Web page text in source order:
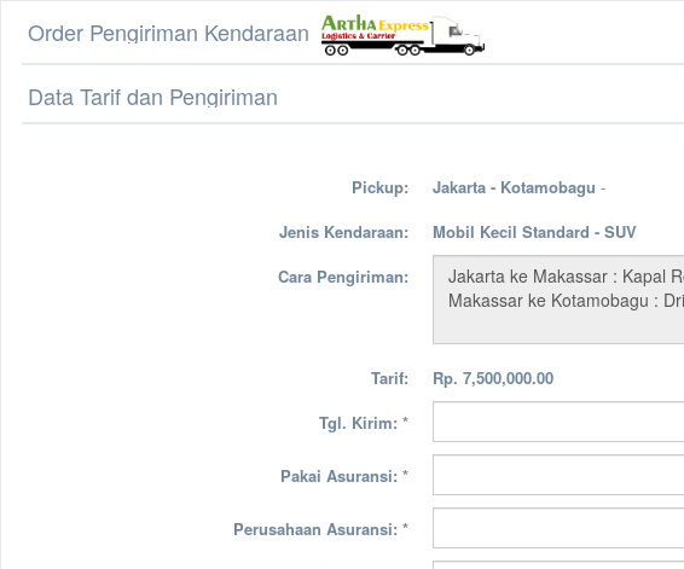
Order Pengiriman Kendaraan
Data Tarif dan Pengiriman
Pickup: Jakarta - Kotamobagu -
Jenis Kendaraan:
Mobil Kecil Standard - SUV
Cara Pengiriman:
Tarif:
Rp. 7,500,000.00
Tgl. Kirim: *
Pakai Asuransi: *
Perusahaan Asuransi: *